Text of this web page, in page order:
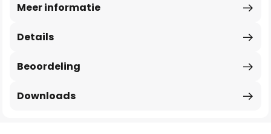
Details
Meer informatie
Beoordeling
Downloads